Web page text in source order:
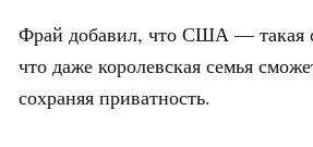
Фрай добавил, что США — такая
что даже королевская семья
сохраняя приватность.